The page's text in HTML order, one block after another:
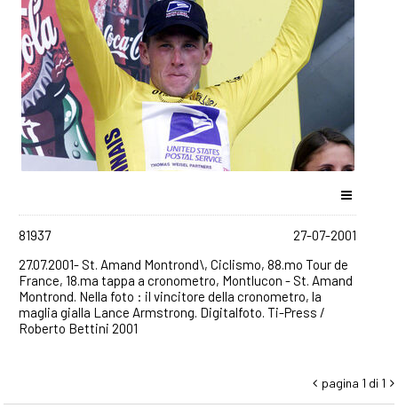
81937
27-07-2001
27.07.2001- St. Amand Montrond\, Ciclismo, 88.mo Tour de
France, 18.ma tappa a cronometro, Montlucon - St. Amand
Montrond. Nella foto : il vincitore della cronometro, la
maglia gialla Lance Armstrong. Digitalfoto. Ti-Press /
Roberto Bettini 2001
 pagina 1 di 1 